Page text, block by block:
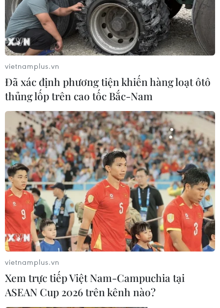
Bầu cử Mỹ 2024: Ông Trump muốn tăng
mạnh thuế với hàng hóa Trung Quốc
05/02/2024 10:08
Khi được hỏi trong chương trình “Sunday Morning
Futures" của Fox News về kế hoạch áp thuế với hàng
hóa Trung Quốc, ông Trump nhấn mạnh nhiều khả năng
mức thuế còn cao hơn con số 60% đang cân nhắc.
vietnamplus.vn
Đã xác định phương tiện khiến hàng loạt ôtô
thủng lốp trên cao tốc Bắc-Nam
vietnamplus.vn
Xem trực tiếp Việt Nam-Campuchia tại
ASEAN Cup 2026 trên kênh nào?